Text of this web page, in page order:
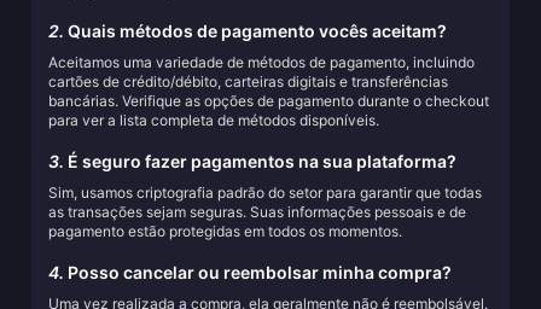
2. Quais métodos de pagamento vocês aceitam?
Aceitamos uma variedade de métodos de pagamento, incluindo
cartões de crédito/débito, carteiras digitais e transferências
bancárias. Verifique as opções de pagamento durante o checkout
para ver a lista completa de métodos disponíveis.
3. É seguro fazer pagamentos na sua plataforma?
Sim, usamos criptografia padrão do setor para garantir que todas
as transações sejam seguras. Suas informações pessoais e de
pagamento estão protegidas em todos os momentos.
4. Posso cancelar ou reembolsar minha compra?
Uma vez realizada a compra, ela geralmente não é reembolsável.